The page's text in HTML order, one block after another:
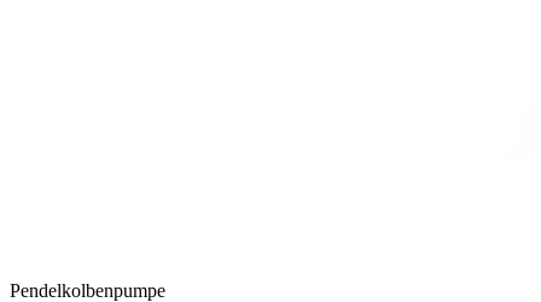
Pendelkolbenpumpe